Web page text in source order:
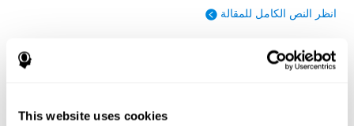
This website uses cookies
انظر النص الكامل للمقالة